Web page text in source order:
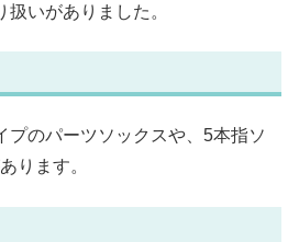
いがありました。
プのパーツソックスや、5本指ソ
ります。